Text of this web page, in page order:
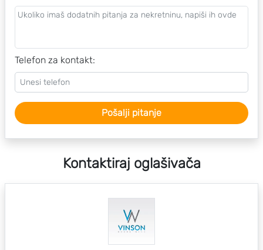
Telefon za kontakt:
Pošalji pitanje
Kontaktiraj oglašivača